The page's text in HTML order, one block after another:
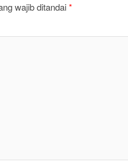
wajib ditandai*